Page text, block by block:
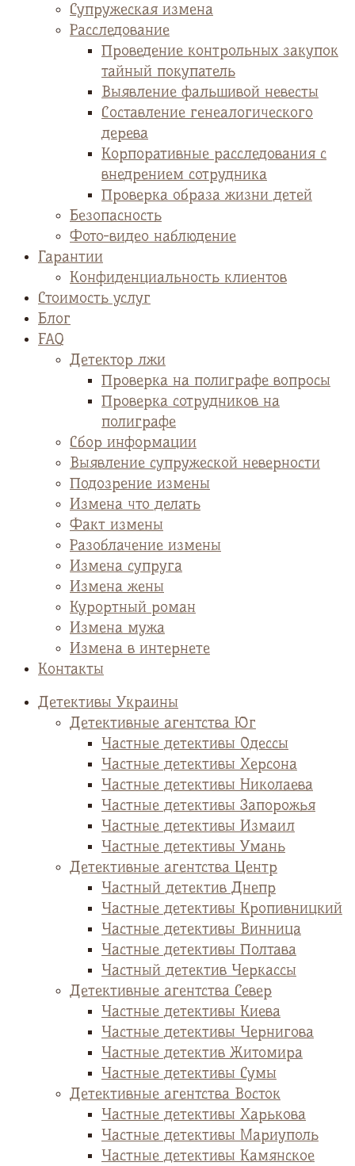
Супружеская измена
Расследование
Проведение контрольных закупок
тайный покупатель
Выявление фальшивой невесты
Cоставление генеалогического
дерева
Корпоративные расследования с
внедрением сотрудника
Проверка образа жизни детей
Безопасность
Фото-видео наблюдение
Гарантии
Конфиденциальность клиентов
Стоимость услуг
Блог
FAQ
Детектор лжи
Проверка на полиграфе вопросы
Проверка сотрудников на
полиграфе
Сбор информации
Выявление супружеской неверности
Подозрение измены
Измена что делать
Факт измены
Разоблачение измены
Измена супруга
Измена жены
Курортный роман
Измена мужа
Измена в интернете
Контакты
Детективы Украины
Детективные агентства Юг
Частные детективы Одессы
Частные детективы Херсона
Частные детективы Николаева
Частные детективы Запорожья
Частные детективы Измаил
Частные детективы Умань
Детективные агентства Центр
Частный детектив Днепр
Частные детективы Кропивницкий
Частные детективы Винница
Частные детективы Полтава
Частный детектив Черкассы
Детективные агентства Север
Частные детективы Киева
Частные детективы Чернигова
Частные детектив Житомира
Частные детективы Сумы
Детективные агентства Восток
Частные детективы Харькова
Частные детективы Мариуполь
Частные детективы Камянское